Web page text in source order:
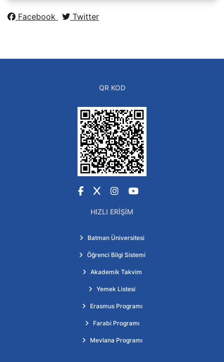
Facebook Twitter
QR KOD
Facebook
X Instagram
YouTube
HIZLI ERIŞIM
Batman Üniversitesi
Öğrenci Bilgi Sistemi
Akademik Takvim
Yemek Listesi
Erasmus Programı
Farabi Programı
Mevlana Programı